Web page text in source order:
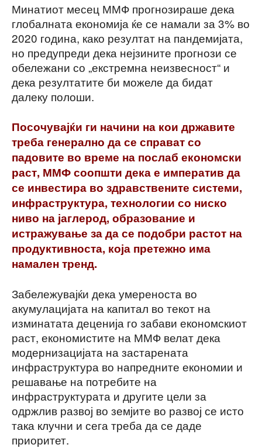
Минатиот месец ММФ прогнозираше дека
глобалната економија ќе се намали за 3% во
2020 година, како резултат на пандемијата,
но предупреди дека нејзините прогнози се
обележани со „екстремна неизвесност“ и
дека резултатите би можеле да бидат
далеку полоши.
Посочувајќи ги начини на кои државите
треба генерално да се справат со
падовите во време на послаб економски
раст, ММФ соопшти дека е императив да
се инвестира во здравствените системи,
инфраструктура, технологии со ниско
ниво на јаглерод, образование и
истражување за да се подобри растот на
продуктивноста, која претежно има
намален тренд.
Забележувајќи дека умереноста во
акумулацијата на капитал во текот на
изминатата деценија го забави економскиот
раст, економистите на ММФ велат дека
модернизацијата на застарената
инфраструктура во напредните економии и
решавање на потребите на
инфраструктурата и другите цели за
одржлив развој во земјите во развој се исто
така клучни и сега треба да се даде
приоритет.